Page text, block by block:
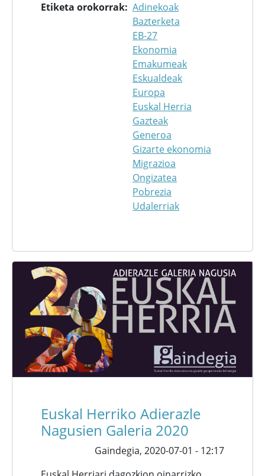
Etiketa orokorrak Adinekoak
Bazterketa
EB-27
Ekonomia
Emakumeak
Eskualdeak
Europa
Euskal Herria
Gazteak
Generoa
Gizarte ekonomia
Migrazioa
Ongizatea
Pobrezia
Udalerriak
Euskal Herriko Adierazle
Nagusien Galeria 2020
Gaindegia, 2020-07-01 - 12:17